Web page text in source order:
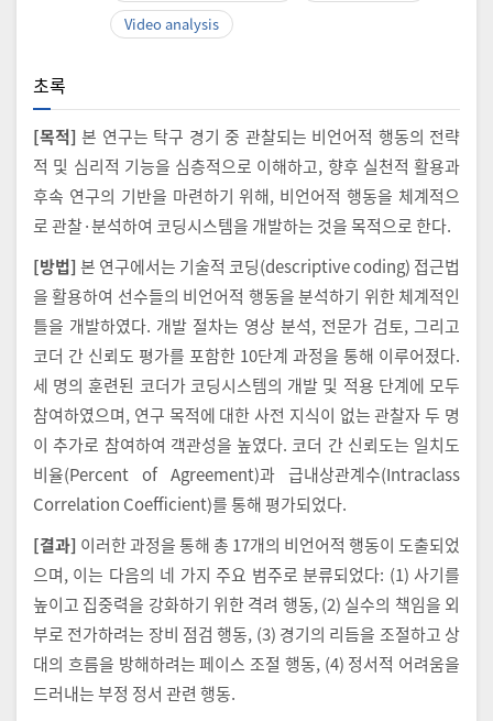
Video analysis
초록
[목적] 본 연구는 탁구 경기 중 관찰되는 비언어적 행동의 전략
적 및 심리적 기능을 심층적으로 이해하고, 향후 실천적 활용과
후속 연구의 기반을 마련하기 위해, 비언어적 행동을 체계적으
로 관찰·분석하여 코딩시스템을 개발하는 것을 목적으로 한다.
[방법]본 연구에서는 기술적 코딩(descriptive coding) 접근법
을 활용하여 선수들의 비언어적 행동을 분석하기 위한 체계적인
틀을 개발하였다. 개발 절차는 영상 분석, 전문가 검토, 그리고
코더 간 신뢰도 평가를 포함한 10단계 과정을 통해 이루어졌다.
세 명의 훈련된 코더가 코딩시스템의 개발 및 적용 단계에 모두
참여하였으며, 연구 목적에 대한 사전 지식이 없는 관찰자 두 명
이 추가로 참여하여 객관성을 높였다. 코더 간 신뢰도는 일치도
비율(Percent of Agreement)과 급내상관계수(Intraclass
Correlation Coefficient)를 통해 평가되었다.
[결과] 이러한 과정을 통해 총 17개의 비언어적 행동이 도출되었
으며, 이는 다음의 네 가지 주요 범주로 분류되었다: (1) 사기를
높이고 집중력을 강화하기 위한 격려 행동, (2) 실수의 책임을 외
부로 전가하려는 장비 점검 행동, (3) 경기의 리듬을 조절하고 상
대의 흐름을 방해하려는 페이스 조절 행동, (4) 정서적 어려움을
드러내는 부정 정서 관련 행동.